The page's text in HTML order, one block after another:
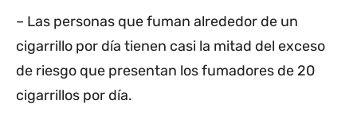
– Las personas que fuman alrededor de un
cigarrillo por día tienen casi la mitad del exceso
de riesgo que presentan los fumadores de 20
cigarrillos por día.